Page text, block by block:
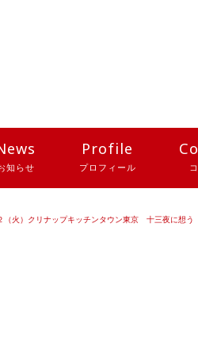
知らせ
Profile
プロフィール
（火）クリナップキッチンタウン東京 十三夜に想う